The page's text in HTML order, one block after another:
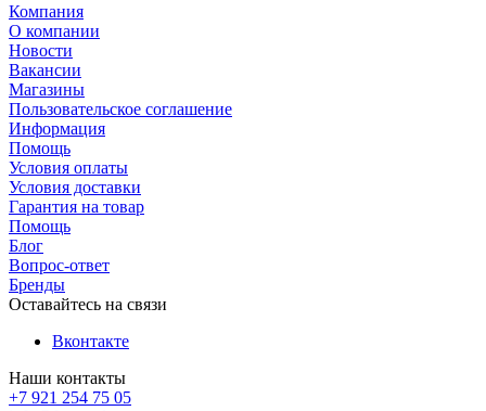
Компания
О компании
Новости
Вакансии
Магазины
Пользовательское соглашение
Информация
Помощь
Условия оплаты
Условия доставки
Гарантия на товар
Помощь
Блог
Вопрос-ответ
Бренды
Оставайтесь на связи
Вконтакте
Наши контакты
+7 921 254 75 05